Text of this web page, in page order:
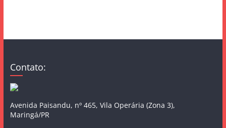
Contato:
Avenida Paisandu, nº 465, Vila Operária (Zona 3),
Maringá/PR